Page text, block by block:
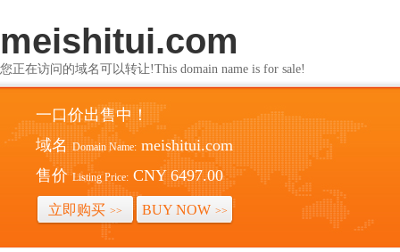
meishitui.com
您正在访问的域名可以转让!This domain name is for sale!
一口价出售中！
域名 Domain Name: meishitui.com
售价 Listing Price: CNY 6497.00
立即购买 >> BUY NOW >>